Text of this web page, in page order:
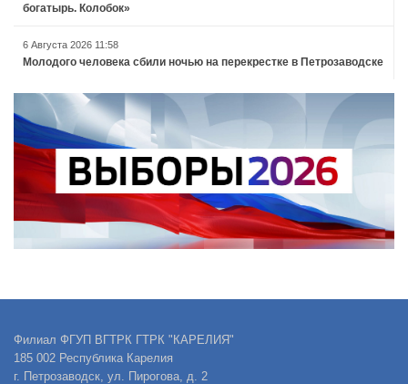
богатырь. Колобок»
6 Августа 2026 11:58
Молодого человека сбили ночью на перекрестке в Петрозаводске
Филиал ФГУП ВГТРК ГТРК "КАРЕЛИЯ"
185 002 Республика Карелия
г. Петрозаводск, ул. Пирогова, д. 2